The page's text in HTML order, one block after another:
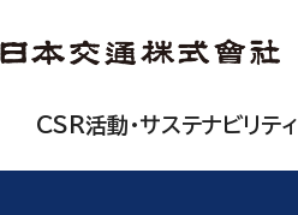
CSR活動・サステナビリティ